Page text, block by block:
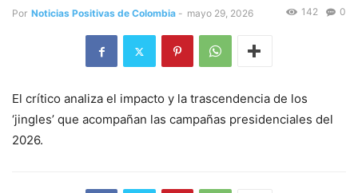
Por Noticias Positivas de Colombia - mayo 29, 2026 0
142
El crítico analiza el impacto y la trascendencia de los
‘jingles’ que acompañan las campañas presidenciales del
2026.